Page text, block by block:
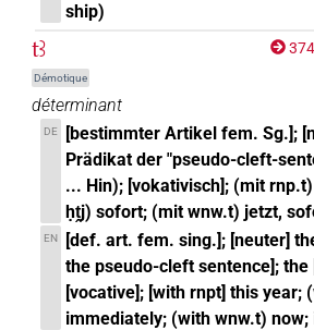
ship)
tꜣ
Démotique
déterminant
DE
[bestimmter Artikel fem. Sg.];
Prädikat der "pseudo-cleft-
... Hin); [vokativisch]; (mit
ḥṱj) sofort; (mit wnw.t) jetzt,
EN
[def. art. fem. sing.]; [neuter]
the pseudo-cleft sentence];
[vocative]; [with rnpt] this year;
immediately; (with wnw.t)